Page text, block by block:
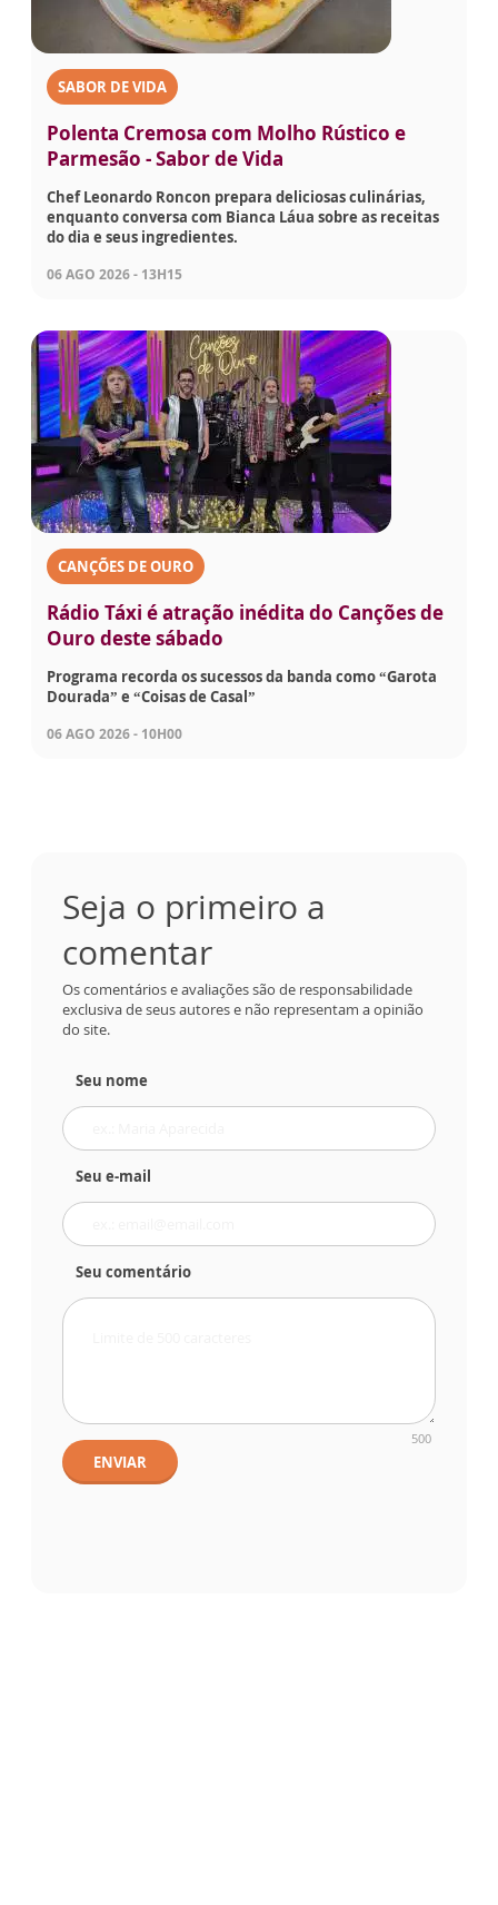
SABOR DE VIDA
Polenta Cremosa com Molho Rústico e
Parmesão - Sabor de Vida
Chef Leonardo Roncon prepara deliciosas culinárias,
enquanto conversa com Bianca Láua sobre as receitas
do dia e seus ingredientes.
06 AGO 2026 - 13H15
CANÇÕES DE OURO
Rádio Táxi é atração inédita do Canções de
Ouro deste sábado
Programa recorda os sucessos da banda como “Garota
Dourada” e “Coisas de Casal”
06 AGO 2026 - 10H00
Seja o primeiro a
comentar
Os comentários e avaliações são de responsabilidade
exclusiva de seus autores e não representam a opinião
do site.
Seu nome
Seu e-mail
Seu comentário
500
ENVIAR